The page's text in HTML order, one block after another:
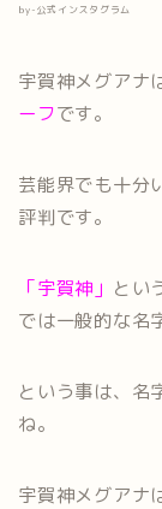
by-公式インスタグラム
宇賀神メグアナ
ーフです。
芸能界でも十分
評判です。
「宇賀神」 とい
では一般的な名
という事は、名
ね。
宇賀神メグアナ